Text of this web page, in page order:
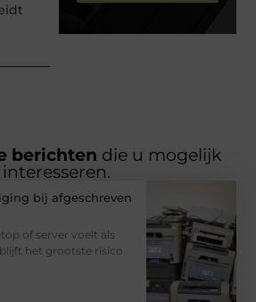
berichten die u mogelijk
interesseren.
bij afgeschreven
of server voelt als
het grootste risico